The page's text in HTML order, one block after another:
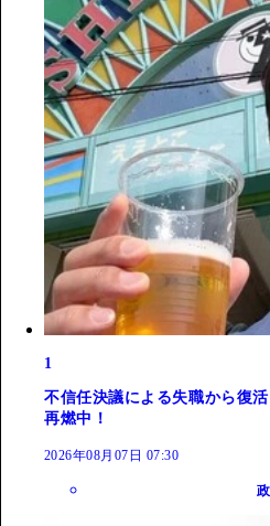
1
不信任決議による失職から復
再燃中！
2026年08月07日 07:30